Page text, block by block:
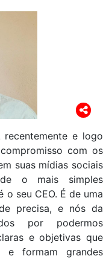
recentemente e logo
com os
suas mídias sociais
o mais simples
seu CEO. É de uma
precisa, e nós da
por podermos
e objetivas que
e formam grandes